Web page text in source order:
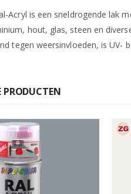
Acryl is een sneldrogende lak
hout, glas, steen en
tegen weersinvloeden, is UV-
PRODUCTEN